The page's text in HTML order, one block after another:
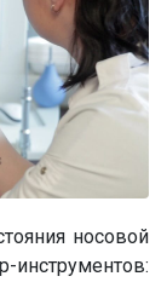
носовой
инструментов: